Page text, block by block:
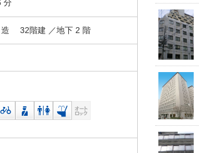
分
造 32階建 ／地下 2 階